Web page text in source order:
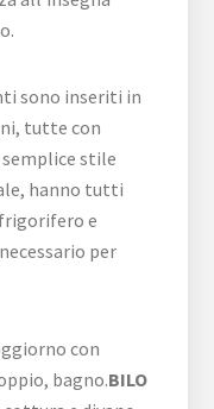
sono inseriti in
tutte con
stile
hanno tutti
e
per
con
bagno.BILO